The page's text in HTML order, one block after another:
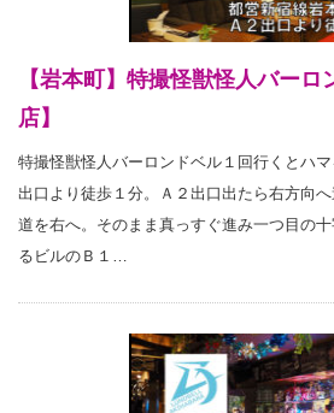
【岩本町】特撮怪獣怪人バー
店】
特撮怪獣怪人バーロンドベル１回行くとハ
出口より徒歩１分。Ａ２出口出たら右方向
道を右へ。そのまま真っすぐ進み一つ目の
るビルのＢ１…